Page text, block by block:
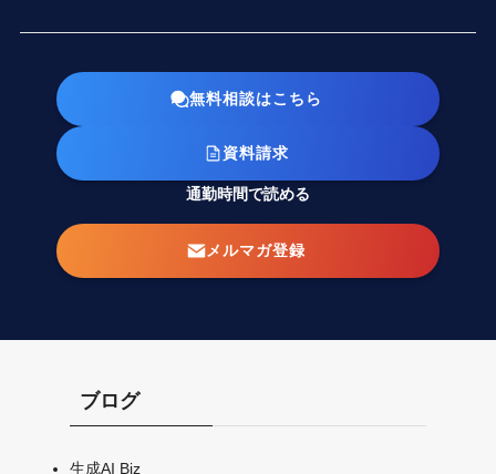
無料相談はこちら
資料請求
通勤時間で読める
メルマガ登録
ブログ
生成AI Biz